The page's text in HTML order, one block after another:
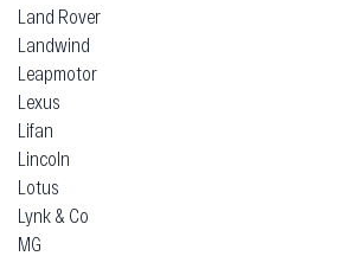
Land Rover
Landwind
Leapmotor
Lexus
Lifan
Lincoln
Lotus
Lynk & Co
MG